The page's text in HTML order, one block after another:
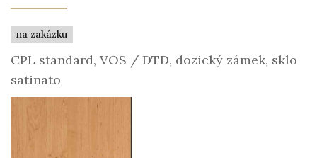
na zakázku
CPL standard, VOS / DTD, dozický zámek, sklo
satinato